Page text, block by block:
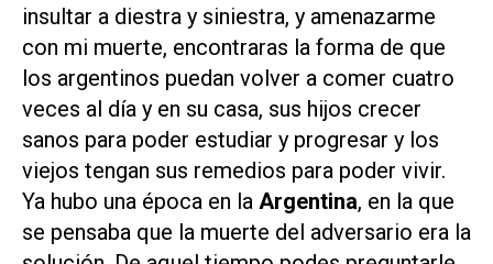
insultar a diestra y siniestra, y amenazarme
con mi muerte, encontraras la forma de que
los argentinos puedan volver a comer cuatro
veces al día y en su casa, sus hijos crecer
sanos para poder estudiar y progresar y los
viejos tengan sus remedios para poder vivir.
Ya hubo una época en la Argentina, en la que
se pensaba que la muerte del adversario era la